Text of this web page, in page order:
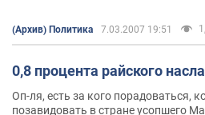
(Архив) Политика 7.03.2007 19:51
0,8 процента райского
Оп-ля, есть за кого порадоваться,
позавидовать в стране усопшего